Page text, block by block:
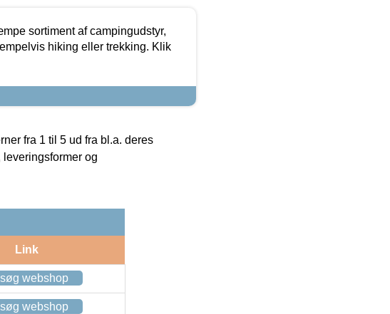
sortiment af campingudstyr,
hiking eller trekking. Klik
fra 1 til 5 ud fra bl.a. deres
og
Link
webshop
webshop